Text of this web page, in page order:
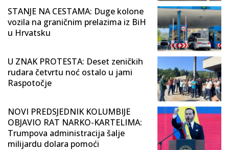
STANJE NA CESTAMA: Duge kolone
vozila na graničnim prelazima iz BiH
u Hrvatsku
U ZNAK PROTESTA: Deset zeničkih
rudara četvrtu noć ostalo u jami
Raspotočje
NOVI PREDSJEDNIK KOLUMBIJE
OBJAVIO RAT NARKO-KARTELIMA:
Trumpova administracija šalje
milijardu dolara pomoći